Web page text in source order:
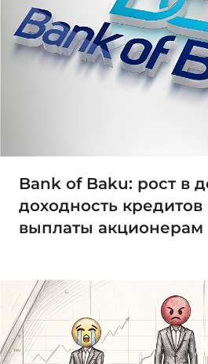
Bank of Baku: рост в
доходность
выплаты акционерам